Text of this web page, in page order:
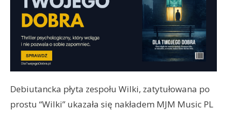
Debiutancka płyta zespołu Wilki, zatytułowana po
prostu “Wilki” ukazała się nakładem MJM Music PL